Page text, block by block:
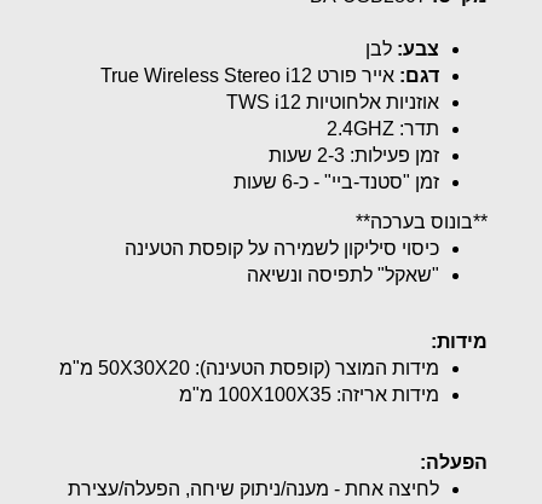
צבע: לבן
דגם: אייר פורט True Wireless Stereo i12
אוזניות אלחוטיות TWS i12
תדר: 2.4GHZ
זמן פעילות: 2-3 שעות
זמן "סטנד-ביי" - כ-6 שעות
**בונוס בערכה**
כיסוי סיליקון לשמירה על קופסת הטעינה
"שאקל" לתפיסה ונשיאה
מידות:
מידות המוצר (קופסת הטעינה): 50X30X20 מ"מ
מידות אריזה: 100X100X35 מ"מ
הפעלה:
לחיצה אחת - מענה/ניתוק שיחה, הפעלה/עצירת